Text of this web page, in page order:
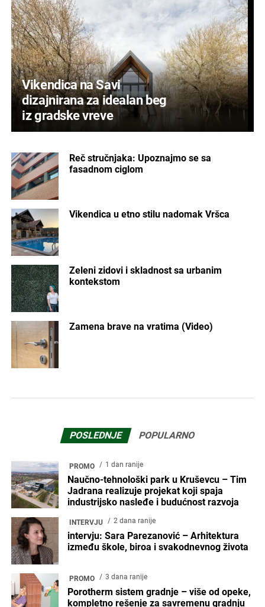
Vikendica na Savi
dizajnirana za idealan beg
iz gradske vreve
Reč stručnjaka: Upoznajmo se sa
fasadnom ciglom
Vikendica u etno stilu nadomak Vršca
Zeleni zidovi i skladnost sa urbanim
kontekstom
Zamena brave na vratima (Video)
POSLEDNJE POPULARNO
PROMO 1 dan ranije
Naučno-tehnološki park u Kruševcu – Tim
Jadrana realizuje projekat koji spaja
industrijsko nasleđe i budućnost razvoja
INTERVJU 2 dana ranije
intervju: Sara Parezanović – Arhitektura
između škole, biroa i svakodnevnog života
PROMO 3 dana ranije
Porotherm sistem gradnje – više od opeke,
kompletno rešenje za savremenu gradnju